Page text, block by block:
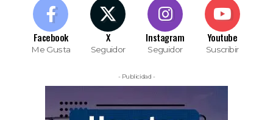
Facebook
Me Gusta
X
Seguidor
Instagram
Seguidor
Youtube
Suscribir
- Publicidad -